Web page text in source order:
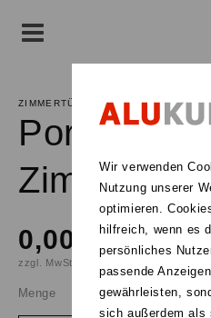
ZIMMERTÜR
Portalia
Zimmertür
0,00 €
zzgl. MwSt.
Menge
Wir verwenden
Nutzung unserer
optimieren.
hilfreich, wenn es
persönliches
passende
gewährleisten,
sich außerdem als